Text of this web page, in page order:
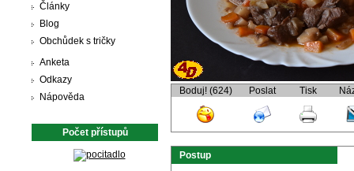
Články
Blog
Obchůdek s tričky
Anketa
Odkazy
Nápověda
Počet přístupů
Boduj! (624) Poslat Tisk
Postup